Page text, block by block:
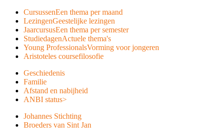
CursussenEen thema per maand
LezingenGeestelijke lezingen
JaarcursusEen thema per semester
StudiedagenActuele thema's
Young ProfessionalsVorming voor jongeren
Aristoteles coursefilosofie
Geschiedenis
Familie
Afstand en nabijheid
ANBI status>
Johannes Stichting
Broeders van Sint Jan